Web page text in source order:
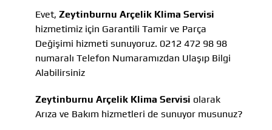
Evet, Zeytinburnu Arçelik Klima Servisi
hizmetimiz için Garantili Tamir ve Parça
Değişimi hizmeti sunuyoruz. 0212 472 98 98
numaralı Telefon Numaramızdan Ulaşıp Bilgi
Alabilirsiniz
Zeytinburnu Arçelik Klima Servisi olarak
Arıza ve Bakım hizmetleri de sunuyor musunuz?